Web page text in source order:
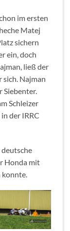
im ersten
Matej
sichern
ein, doch
ließ der
sich. Najman
Schleizer
der IRRC
deutsche
Honda mit